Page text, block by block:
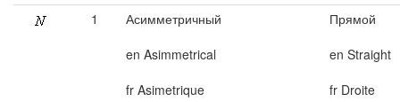
1
Асимметричный
en Asimmetrical
fr Asimetrique
Прямой
en Straight
fr Droite